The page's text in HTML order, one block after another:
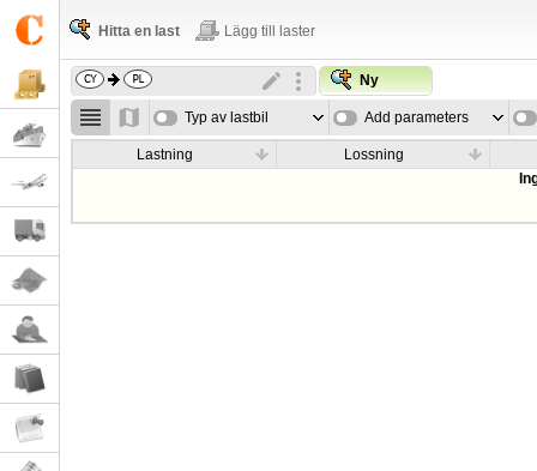
Hitta en last Lägg till laster
Ny
Typ av lastbil Add parameters
Lastning
Lossning